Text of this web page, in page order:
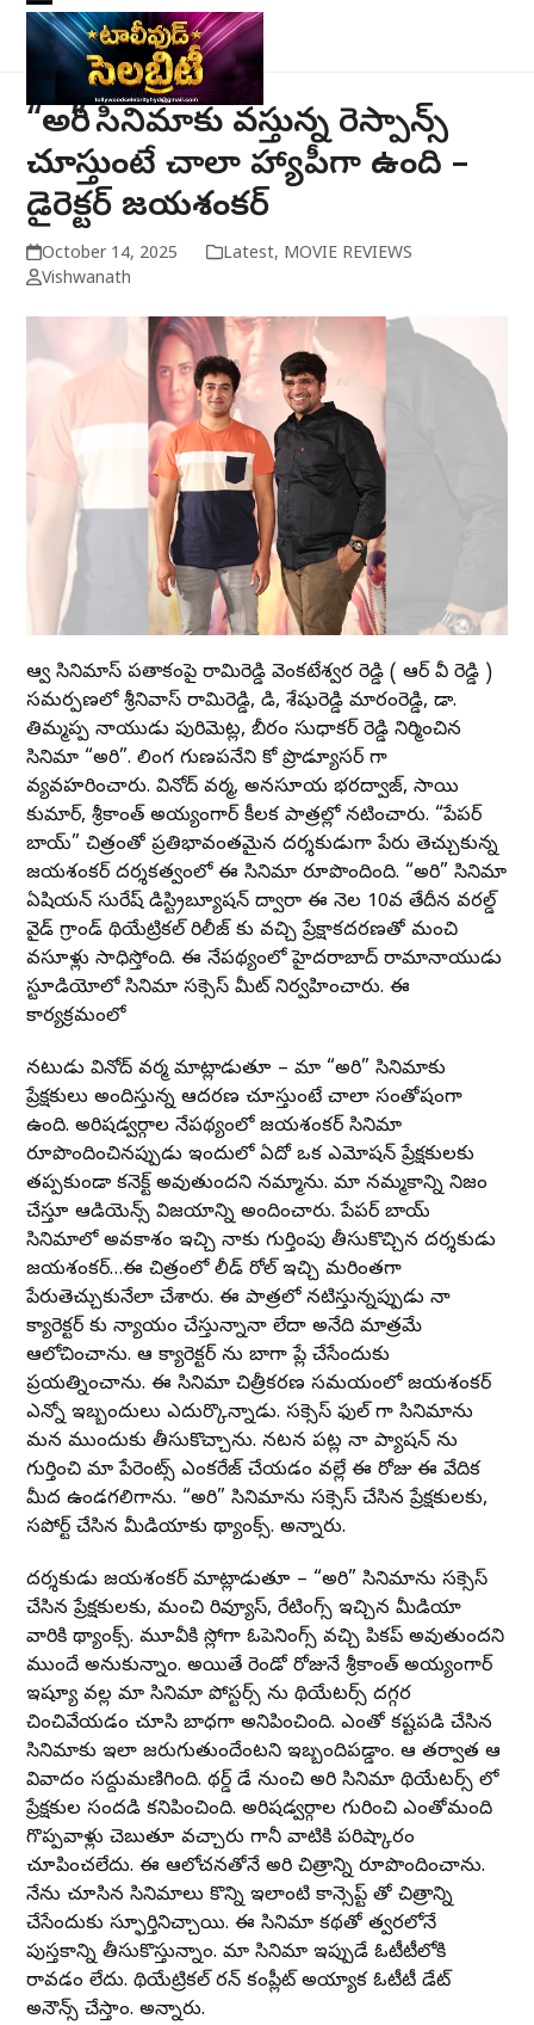
Skip
content
Open
mobile
menu
Close
mobile
menu
“అరి” సినిమాకు వస్తున్న రెస్పాన్స్
చూస్తుంటే చాలా హ్యాపీగా ఉంది –
డైరెక్టర్ జయశంకర్
October 14, 2025 Latest, MOVIE REVIEWS
Vishwanath
ఆర్వీ సినిమాస్ పతాకంపై రామిరెడ్డి వెంకటేశ్వర రెడ్డి ( ఆర్ వీ రెడ్డి )
సమర్పణలో శ్రీనివాస్ రామిరెడ్డి, డి, శేషురెడ్డి మారంరెడ్డి, డా.
తిమ్మప్ప నాయుడు పురిమెట్ల, బీరం సుధాకర్ రెడ్డి నిర్మించిన
సినిమా “అరి”. లింగ గుణపనేని కో ప్రొడ్యూసర్ గా
వ్యవహరించారు. వినోద్ వర్మ, అనసూయ భరద్వాజ్, సాయి
కుమార్, శ్రీకాంత్ అయ్యంగార్ కీలక పాత్రల్లో నటించారు. “పేపర్
బాయ్” చిత్రంతో ప్రతిభావంతమైన దర్శకుడుగా పేరు తెచ్చుకున్న
జయశంకర్ దర్శకత్వంలో ఈ సినిమా రూపొందింది. “అరి” సినిమా
ఏషియన్ సురేష్ డిస్ట్రిబ్యూషన్ ద్వారా ఈ నెల 10వ తేదీన వరల్డ్
వైడ్ గ్రాండ్ థియేట్రికల్ రిలీజ్ కు వచ్చి ప్రేక్షాకదరణతో మంచి
వసూళ్లు సాధిస్తోంది. ఈ నేపథ్యంలో హైదరాబాద్ రామానాయుడు
స్టూడియోలో సినిమా సక్సెస్ మీట్ నిర్వహించారు. ఈ
కార్యక్రమంలో
నటుడు వినోద్ వర్మ మాట్లాడుతూ – మా “అరి” సినిమాకు
ప్రేక్షకులు అందిస్తున్న ఆదరణ చూస్తుంటే చాలా సంతోషంగా
ఉంది. అరిషడ్వర్గాల నేపథ్యంలో జయశంకర్ సినిమా
రూపొందించినప్పుడు ఇందులో ఏదో ఒక ఎమోషన్ ప్రేక్షకులకు
తప్పకుండా కనెక్ట్ అవుతుందని నమ్మాను. మా నమ్మకాన్ని నిజం
చేస్తూ ఆడియెన్స్ విజయాన్ని అందించారు. పేపర్ బాయ్
సినిమాలో అవకాశం ఇచ్చి నాకు గుర్తింపు తీసుకొచ్చిన దర్శకుడు
జయశంకర్…ఈ చిత్రంలో లీడ్ రోల్ ఇచ్చి మరింతగా
పేరుతెచ్చుకునేలా చేశారు. ఈ పాత్రలో నటిస్తున్నప్పుడు నా
క్యారెక్టర్ కు న్యాయం చేస్తున్నానా లేదా అనేది మాత్రమే
ఆలోచించాను. ఆ క్యారెక్టర్ ను బాగా ప్లే చేసేందుకు
ప్రయత్నించాను. ఈ సినిమా చిత్రీకరణ సమయంలో జయశంకర్
ఎన్నో ఇబ్బందులు ఎదుర్కొన్నాడు. సక్సెస్ ఫుల్ గా సినిమాను
మన ముందుకు తీసుకొచ్చాను. నటన పట్ల నా ప్యాషన్ ను
గుర్తించి మా పేరెంట్స్ ఎంకరేజ్ చేయడం వల్లే ఈ రోజు ఈ వేదిక
మీద ఉండగలిగాను. “అరి” సినిమాను సక్సెస్ చేసిన ప్రేక్షకులకు,
సపోర్ట్ చేసిన మీడియాకు థ్యాంక్స్. అన్నారు.
దర్శకుడు జయశంకర్ మాట్లాడుతూ – “అరి” సినిమాను సక్సెస్
చేసిన ప్రేక్షకులకు, మంచి రివ్యూస్, రేటింగ్స్ ఇచ్చిన మీడియా
వారికి థ్యాంక్స్. మూవీకి స్లోగా ఓపెనింగ్స్ వచ్చి పికప్ అవుతుందని
ముందే అనుకున్నాం. అయితే రెండో రోజునే శ్రీకాంత్ అయ్యంగార్
ఇష్యూ వల్ల మా సినిమా పోస్టర్స్ ను థియేటర్స్ దగ్గర
చించివేయడం చూసి బాధగా అనిపించింది. ఎంతో కష్టపడి చేసిన
సినిమాకు ఇలా జరుగుతుందేంటని ఇబ్బందిపడ్డాం. ఆ తర్వాత ఆ
వివాదం సద్దుమణిగింది. థర్డ్ డే నుంచి అరి సినిమా థియేటర్స్ లో
ప్రేక్షకుల సందడి కనిపించింది. అరిషడ్వర్గాల గురించి ఎంతోమంది
గొప్పవాళ్లు చెబుతూ వచ్చారు గానీ వాటికి పరిష్కారం
చూపించలేదు. ఈ ఆలోచనతోనే అరి చిత్రాన్ని రూపొందించాను.
నేను చూసిన సినిమాలు కొన్ని ఇలాంటి కాన్సెప్ట్ తో చిత్రాన్ని
చేసేందుకు స్ఫూర్తినిచ్చాయి. ఈ సినిమా కథతో త్వరలోనే
పుస్తకాన్ని తీసుకొస్తున్నాం. మా సినిమా ఇప్పుడే ఓటీటీలోకి
రావడం లేదు. థియేట్రికల్ రన్ కంప్లీట్ అయ్యాక ఓటీటీ డేట్
అనౌన్స్ చేస్తాం. అన్నారు.